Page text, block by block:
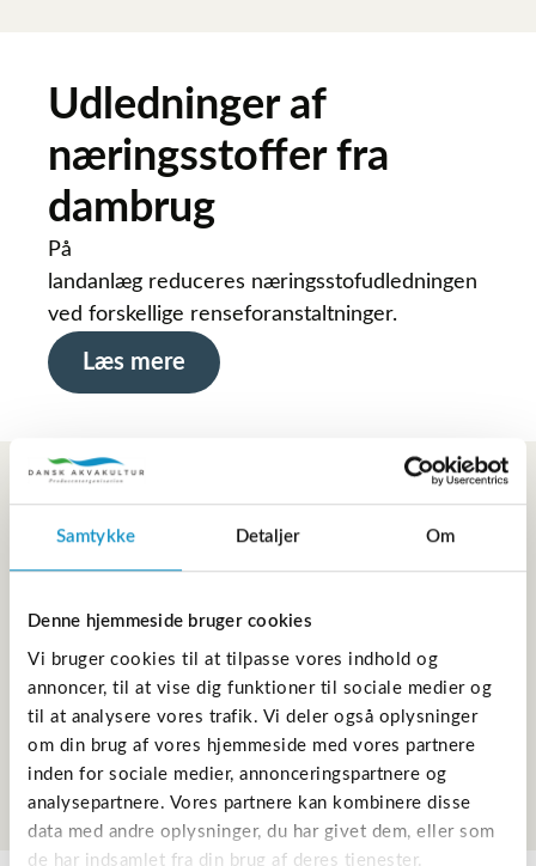
Samtykke Detaljer Om
Denne hjemmeside bruger cookies
Vi bruger cookies til at tilpasse vores indhold og
annoncer, til at vise dig funktioner til sociale medier og
til at analysere vores trafik. Vi deler også oplysninger
om din brug af vores hjemmeside med vores partnere
inden for sociale medier, annonceringspartnere og
analysepartnere. Vores partnere kan kombinere disse
data med andre oplysninger, du har givet dem, eller som
de har indsamlet fra din brug af deres tjenester.
Udledninger af
næringsstoffer fra
dambrug
På
landanlæg reduceres næringsstofudledningen
ved forskellige renseforanstaltninger.
Læs mere
Udledninger af
næringsstoffer fra
recirkuleringsanlæg
På
landanlæg reduceres næringsstofudledningen
ved forskellige renseforanstaltninger.
Læs mere